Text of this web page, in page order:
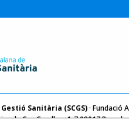
Sanitària (SCGS)· Fundació
de Can Caralleu, 1-7 08017